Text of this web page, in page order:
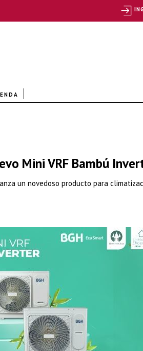
Mini VRF Bambú
un novedoso producto para